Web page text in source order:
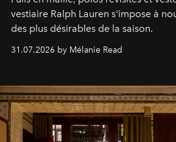
vestiaire Ralph Lauren s'impose à
des plus désirables de la saison.
31.07.2026 by Mélanie Read